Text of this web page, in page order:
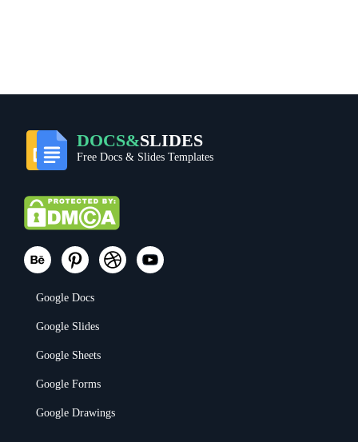
DOCS&SLIDES
Free Docs & Slides Templates
Google Docs
Google Slides
Google Sheets
Google Forms
Google Drawings